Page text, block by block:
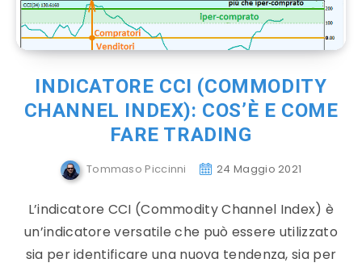
INDICATORE CCI (COMMODITY
CHANNEL INDEX): COS’È E COME
FARE TRADING
Tommaso Piccinni 24 Maggio 2021
L’indicatore CCI (Commodity Channel Index) è
un’indicatore versatile che può essere utilizzato
sia per identificare una nuova tendenza, sia per